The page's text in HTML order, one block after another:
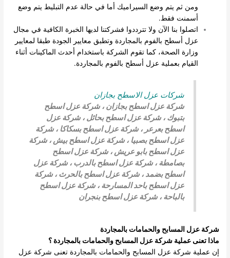
ومن ثم يتم وضع السيراميك أما في حالة عدم التبليط يتم وضع
أسمنت فقط.
اتصلوا بنا الآن ولا تترددوا فشركتنا لديها الخبرة الكافية في مجال
عزل أسطح بالفوم بالمجاردة وتطبق معايير الجودة طبقا لمعايير
وزارة الصحة، كما تقوم الشركة باستخدام أحدث الماكينات أثناء
القيام بعملية عزل أسطح بالفوم بالمجاردة.
شركات عزل الاسطح بجازان
شركة عزل اسطح بجازان ،شركة عزل اسطح
بتبوك ،شركة عزل اسطح بحائل ،شركة عزل
اسطح بعرعر ،شركة عزل اسطح بسكاكا ،شركة
عزل اسطح بصبيا ،شركة عزل اسطح بيش ،شركة
عزل اسطح بابو عريش ، شركة عزل اسطح
بصامطة ،شركة عزل اسطح بالدرب ،شركة عزل
اسطح بضمد ، شركة عزل اسطح بالحرث ،شركة
عزل اسطح باحد المسارحة ،شركة عزل اسطح
بالباحة ،شركة عزل اسطح بنجران
شركة عزل المسابح والحمامات بالمجاردة
ماذا تعنى عملية شركة عزل المسابح والحمامات بالمجاردة ؟
إن عملية شركة عزل المسابح والحمامات بالمجاردة تعنى شركة عزل